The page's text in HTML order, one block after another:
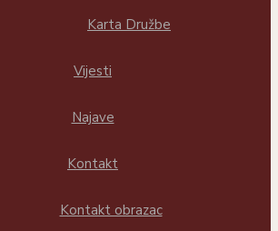
Karta Družbe
Vijesti
Najave
Kontakt
Kontakt obrazac